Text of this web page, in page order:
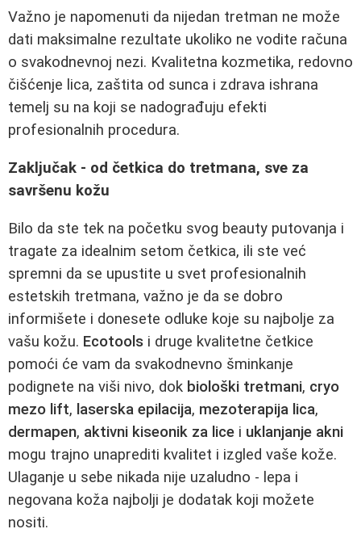
Važno je napomenuti da nijedan tretman ne može
dati maksimalne rezultate ukoliko ne vodite računa
o svakodnevnoj nezi. Kvalitetna kozmetika, redovno
čišćenje lica, zaštita od sunca i zdrava ishrana
temelj su na koji se nadograđuju efekti
profesionalnih procedura.
Zaključak - od četkica do tretmana, sve za
savršenu kožu
Bilo da ste tek na početku svog beauty putovanja i
tragate za idealnim setom četkica, ili ste već
spremni da se upustite u svet profesionalnih
estetskih tretmana, važno je da se dobro
informišete i donesete odluke koje su najbolje za
vašu kožu. Ecotools i druge kvalitetne četkice
pomoći će vam da svakodnevno šminkanje
podignete na viši nivo, dok biološki tretmani, cryo
mezo lift, laserska epilacija, mezoterapija lica,
dermapen, aktivni kiseonik za lice i uklanjanje akni
mogu trajno unaprediti kvalitet i izgled vaše kože.
Ulaganje u sebe nikada nije uzaludno - lepa i
negovana koža najbolji je dodatak koji možete
nositi.